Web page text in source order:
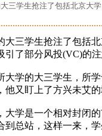
三学生抢注了包括北京大
三学生抢注了包括
引了部分风投(VC)的
学的大三学生，所
他又盯上了方兴未艾
学是一个相对封闭
到总站，这样一来，